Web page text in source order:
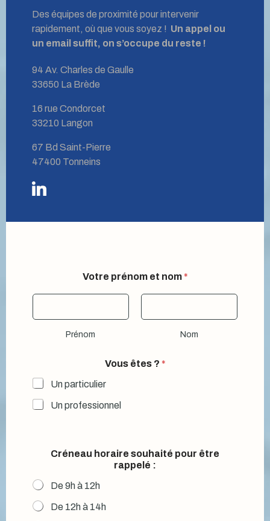
Des équipes de proximité pour intervenir
rapidement, où que vous soyez ! Un appel ou
un email suffit, on s’occupe du reste !
94 Av. Charles de Gaulle
33650 La Brède
16 rue Condorcet
33210 Langon
67 Bd Saint-Pierre
47400 Tonneins
C
h
Votre prénom et nom *
Prénom Nom
Vous êtes ? *
Un particulier
Un professionnel
Créneau horaire souhaité pour être
rappelé :
De 9h à 12h
De 12h à 14h